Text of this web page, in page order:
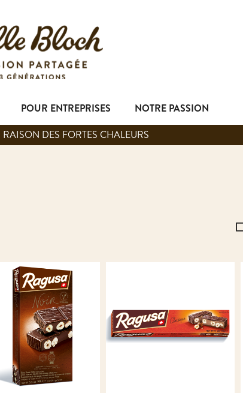
POUR ENTREPRISES
NOTRE PASSION
DES FORTES CHALEURS